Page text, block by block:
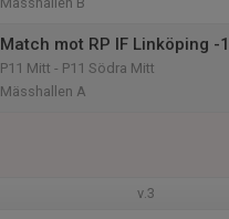
Match mot RP IF Linköping -
P11 Mitt - P11 Södra Mitt
Mässhallen A
v.3